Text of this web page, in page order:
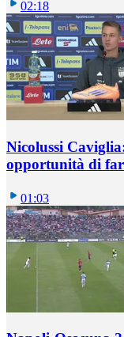
02:18
Nicolussi
opportunità di
01:03